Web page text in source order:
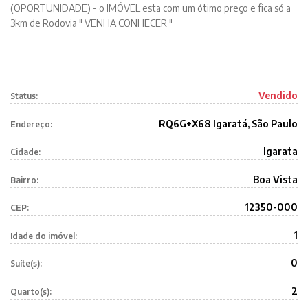
(OPORTUNIDADE) - o IMÓVEL esta com um ótimo preço e fica só a
3km de Rodovia " VENHA CONHECER "
Status: Vendido
Endereço: RQ6G+X68 Igaratá, São Paulo
Cidade: Igarata
Bairro: Boa Vista
CEP: 12350-000
Idade do imóvel: 1
Suíte(s): 0
Quarto(s): 2